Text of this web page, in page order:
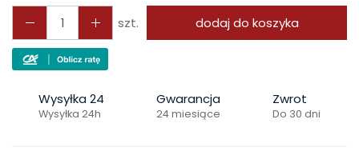
szt. dodaj do koszyka
Wysyłka 24
Wysyłka 24h
Gwarancja
24 miesiące
Zwrot
Do 30 dni